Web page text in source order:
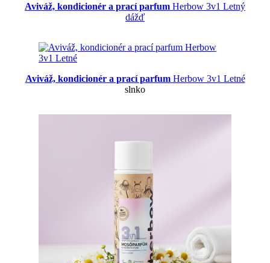
Aviváž, kondicionér a prací parfum Herbow 3v1 Letný
dážď
Aviváž, kondicionér a prací parfumHerbow 3v1 Letné
slnko